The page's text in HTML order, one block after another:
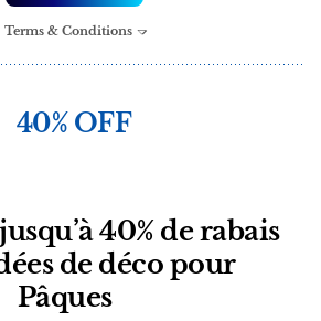
Terms & Conditions
40% OFF
40% de rabais
de déco pour
Pâques